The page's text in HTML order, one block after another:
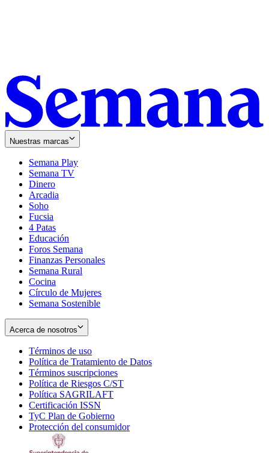
Nuestras marcas
Semana Play
Semana TV
Dinero
Arcadia
Soho
in
new
window
Fucsia
in
new
window
4 Patas
Educación
Foros Semana
Finanzas Personales
Semana Rural
Cocina
Círculo de Mujeres
Semana Sostenible
Acerca de nosotros
Términos de uso
in
new
window
Política de Tratamiento de Datos
Términos suscripciones
in
Política de Riesgos C/ST
Política SAGRILAFT
new
window
Certificación ISSN
in
new
TyC Plan de Gobierno
in
Protección del consumidorOpens